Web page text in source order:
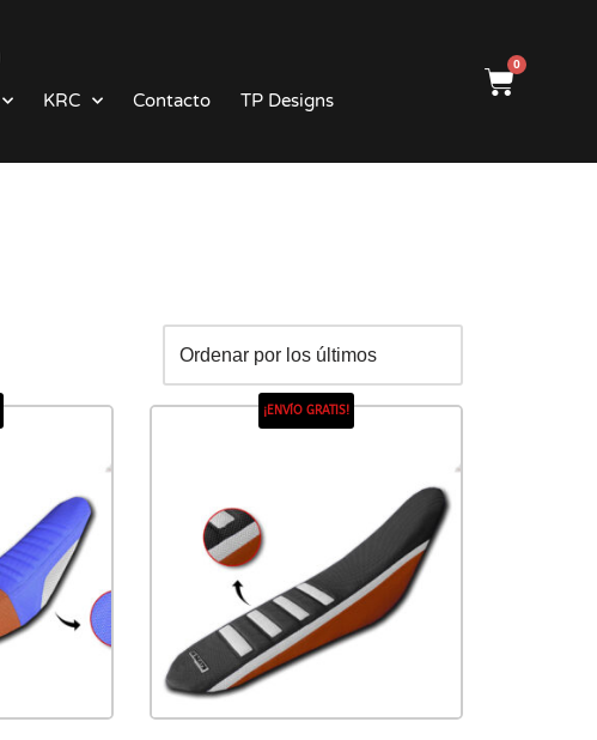
KRC Contacto TP Designs
0
¡ENVÍO GRATIS!